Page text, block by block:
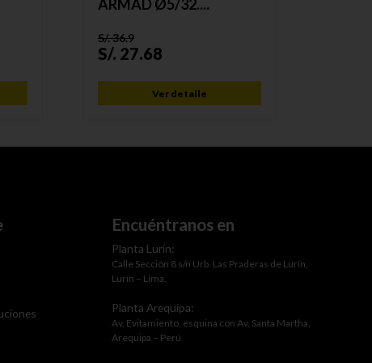
ARMAD Ø5/32....
S/.36.9
S/. 27.68
Ver detalle
Encuéntranos en
Planta Lurín:
Calle Sección 8 s/n Urb. Las Praderas de Lurín,
Lurín – Lima.
Planta Arequipa:
Av. Evitamiento, esquina con Av. Santa Martha,
Arequipa – Perú